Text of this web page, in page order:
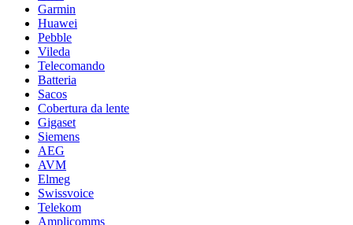
Garmin
Huawei
Pebble
Vileda
Telecomando
Batteria
Sacos
Cobertura da lente
Gigaset
Siemens
AEG
AVM
Elmeg
Swissvoice
Telekom
Amplicomms